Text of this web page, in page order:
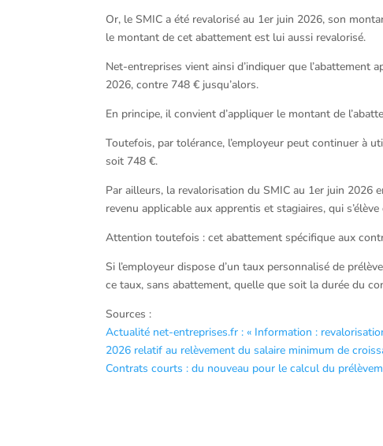
Or, le SMIC a été revalorisé au 1er juin 2026, son
le montant de cet abattement est lui aussi revalorisé.
Net-entreprises vient ainsi d’indiquer que
2026, contre 748 € jusqu’alors.
En principe, il convient d’appliquer le montant de
Toutefois, par tolérance, l’employeur peut continuer à
soit 748 €.
Par ailleurs, la revalorisation du SMIC au 1er juin 2026
revenu applicable aux apprentis et stagiaires, qui
Attention toutefois : cet abattement spécifique aux
Si l’employeur dispose d’un taux personnalisé de
ce taux, sans abattement, quelle que soit la durée du
Sources :
Actualité net-entreprises.fr : « Information :
2026 relatif au relèvement du salaire minimum de
Contrats courts : du nouveau pour le calcul du